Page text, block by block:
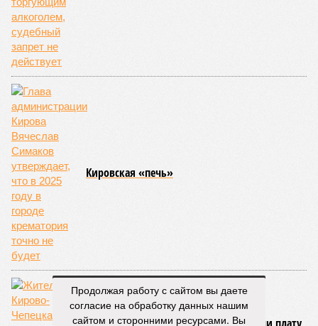
Кировская «печь»
Продолжая работу с сайтом вы даете
согласие на обработку данных нашим
сайтом и сторонними ресурсами. Вы